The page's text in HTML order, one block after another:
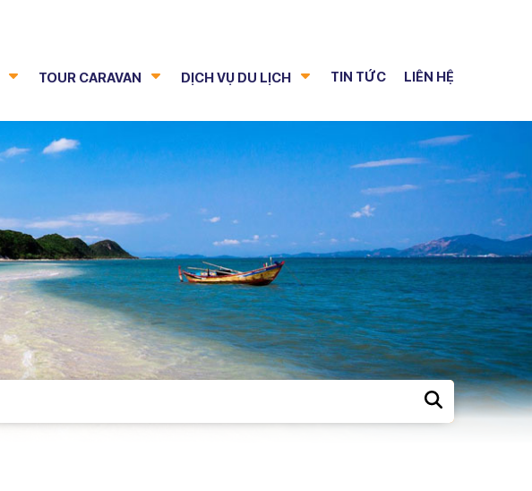
TOUR CARAVAN DỊCH VỤ DU LỊCH TIN TỨC LIÊN HỆ